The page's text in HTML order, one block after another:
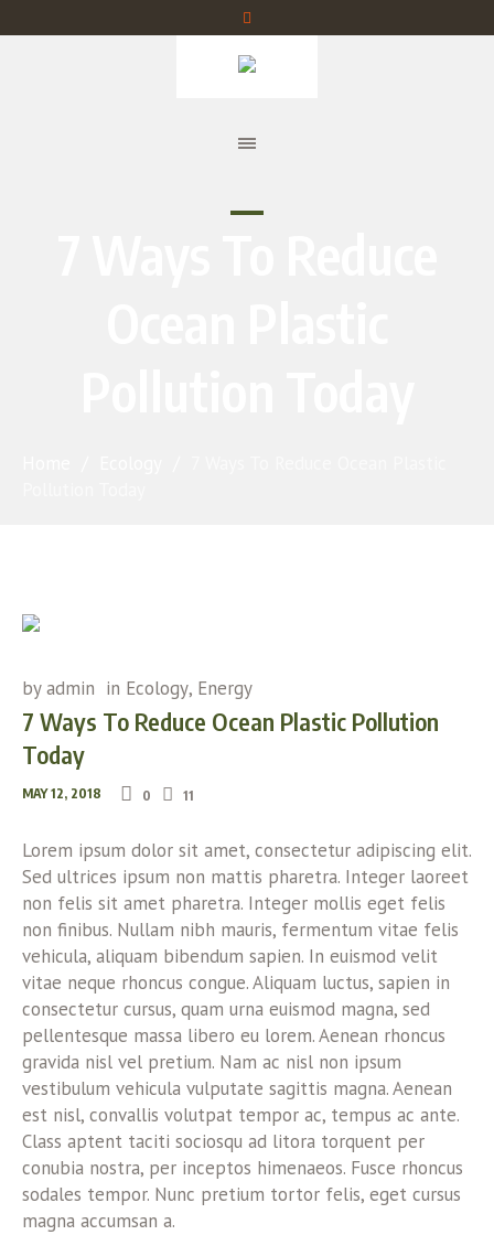
byadmin in Ecology, Energy
7 Ways To Reduce Ocean Plastic Pollution
Today
MAY 12, 2018 0 11
Lorem ipsum dolor sit amet, consectetur adipiscing elit.
Sed ultrices ipsum non mattis pharetra. Integer laoreet
non felis sit amet pharetra. Integer mollis eget felis
non finibus. Nullam nibh mauris, fermentum vitae felis
vehicula, aliquam bibendum sapien. In euismod velit
vitae neque rhoncus congue. Aliquam luctus, sapien in
consectetur cursus, quam urna euismod magna, sed
pellentesque massa libero eu lorem. Aenean rhoncus
gravida nisl vel pretium. Nam ac nisl non ipsum
vestibulum vehicula vulputate sagittis magna. Aenean
est nisl, convallis volutpat tempor ac, tempus ac ante.
Class aptent taciti sociosqu ad litora torquent per
conubia nostra, per inceptos himenaeos. Fusce rhoncus
sodales tempor. Nunc pretium tortor felis, eget cursus
magna accumsan a.